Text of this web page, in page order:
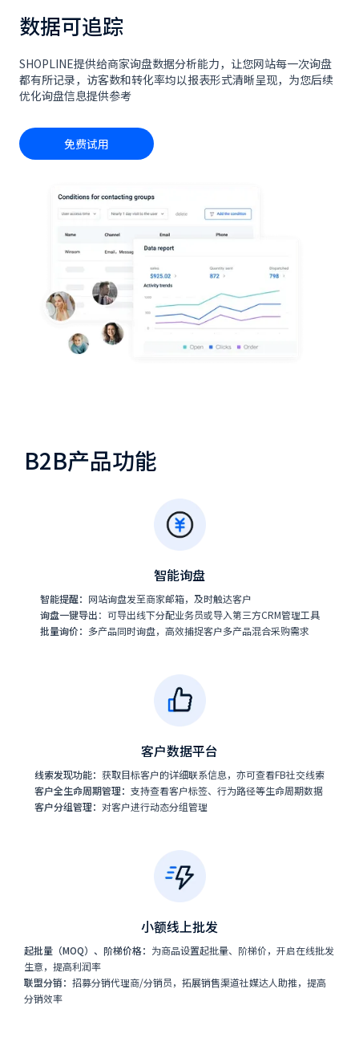
数据可追踪
SHOPLINE提供给商家询盘数据分析能力，让您网站每一次询盘
都有所记录，访客数和转化率均以报表形式清晰呈现，为您后续
优化询盘信息提供参考
免费试用
B2B产品功能
智能询盘
智能提醒： 网站询盘发至商家邮箱，及时触达客户
询盘一键导出：可导出线下分配业务员或导入第三方CRM管理工具
批量询价： 多产品同时询盘，高效捕捉客户多产品混合采购需求
客户数据平台
线索发现功能： 获取目标客户的详细联系信息，亦可查看FB社交线索
客户全生命周期管理： 支持查看客户标签、行为路径等生命周期数据
客户分组管理： 对客户进行动态分组管理
小额线上批发
起批量（MOQ）、阶梯价格： 为商品设置起批量、阶梯价，开启在线批发
生意，提高利润率
联盟分销： 招募分销代理商/分销员，拓展销售渠道社媒达人助推，提高
分销效率